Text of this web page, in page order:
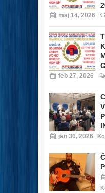
maj 14, 2026
feb 27, 2026
jan 30, 2026